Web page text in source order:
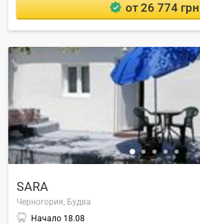
от 26 774 грн
SARA
Черногория, Будва
Начало 18.08